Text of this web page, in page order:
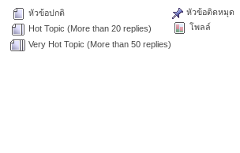
หัวข้อปกติ
Hot Topic (More than 20 replies)
Very Hot Topic (More than 50 replies)
หัวข้อติดหมุด
โพลล์